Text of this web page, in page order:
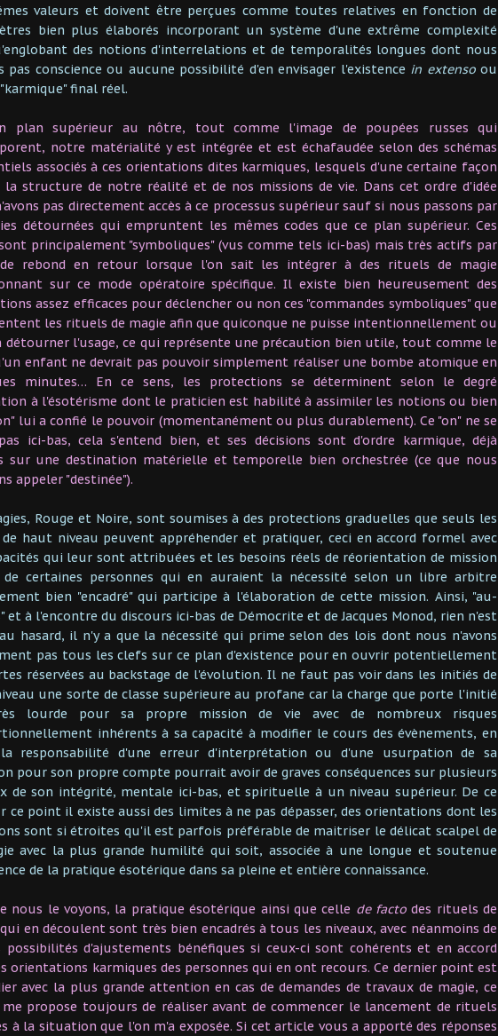
valeurs et doivent être perçues comme toutes relatives en fonction de
bien plus élaborés incorporant un système d'une extrême complexité
des notions d'interrelations et de temporalités longues dont nous
pas conscience ou aucune possibilité d'en envisager l'existence in extensoou
final réel.
plan supérieur au nôtre, tout comme l'image de poupées russes qui
notre matérialité y est intégrée et est échafaudée selon des schémas
associés à ces orientations dites karmiques, lesquels d'une certaine façon
la structure de notre réalité et de nos missions de vie. Dans cet ordre d'idée
pas directement accès à ce processus supérieur sauf si nous passons par
détournées qui empruntent les mêmes codes que ce plan supérieur. Ces
principalement "symboliques" (vus comme tels ici-bas) mais très actifs par
rebond en retour lorsque l'on sait les intégrer à des rituels de magie
sur ce mode opératoire spécifique. Il existe bien heureusement des
assez efficaces pour déclencher ou non ces "commandes symboliques" que
les rituels de magie afin que quiconque ne puisse intentionnellement ou
détourner l'usage, ce qui représente une précaution bien utile, tout comme le
enfant ne devrait pas pouvoir simplement réaliser une bombe atomique en
minutes… En ce sens, les protections se déterminent selon le degré
à l'ésotérisme dont le praticien est habilité à assimiler les notions ou bien
lui a confié le pouvoir (momentanément ou plus durablement). Ce "on" ne se
ici-bas, cela s'entend bien, et ses décisions sont d'ordre karmique, déjà
sur une destination matérielle et temporelle bien orchestrée (ce que nous
appeler "destinée").
Rouge et Noire, sont soumises à des protections graduelles que seuls les
haut niveau peuvent appréhender et pratiquer, ceci en accord formel avec
qui leur sont attribuées et les besoins réels de réorientation de mission
de certaines personnes qui en auraient la nécessité selon un libre arbitre
bien "encadré" qui participe à l'élaboration de cette mission. Ainsi, "au-
et à l'encontre du discours ici-bas de Démocrite et de Jacques Monod, rien n'est
hasard, il n'y a que la nécessité qui prime selon des lois dont nous n'avons
pas tous les clefs sur ce plan d'existence pour en ouvrir potentiellement
réservées au backstage de l'évolution. Il ne faut pas voir dans les initiés de
une sorte de classe supérieure au profane car la charge que porte l'initié
lourde pour sa propre mission de vie avec de nombreux risques
inhérents à sa capacité à modifier le cours des évènements, en
responsabilité d'une erreur d'interprétation ou d'une usurpation de sa
pour son propre compte pourrait avoir de graves conséquences sur plusieurs
de son intégrité, mentale ici-bas, et spirituelle à un niveau supérieur. De ce
ce point il existe aussi des limites à ne pas dépasser, des orientations dont les
sont si étroites qu'il est parfois préférable de maitriser le délicat scalpel de
avec la plus grande humilité qui soit, associée à une longue et soutenue
de la pratique ésotérique dans sa pleine et entière connaissance.
nous le voyons, la pratique ésotérique ainsi que celle de factodes rituels de
en découlent sont très bien encadrés à tous les niveaux, avec néanmoins de
possibilités d'ajustements bénéfiques si ceux-ci sont cohérents et en accord
orientations karmiques des personnes qui en ont recours. Ce dernier point est
avec la plus grande attention en cas de demandes de travaux de magie, ce
propose toujours de réaliser avant de commencer le lancement de rituels
à la situation que l'on m'a exposée. Si cet article vous a apporté des réponses